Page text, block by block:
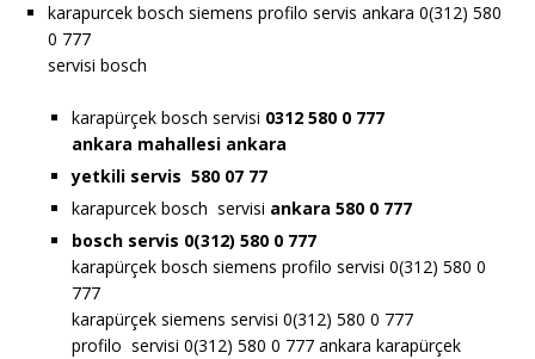
karapurcek bosch siemens profilo servis ankara 0(312) 580
0 777
servisi bosch
karapürçek bosch servisi 0312 580 0 777
ankara mahallesi ankara
yetkili servis 580 07 77
karapurcek bosch servisi ankara 580 0 777
bosch servis 0(312) 580 0 777
karapürçek bosch siemens profilo servisi 0(312) 580 0
777
karapürçek siemens servisi 0(312) 580 0 777
profilo servisi 0(312) 580 0 777 ankara karapürçek